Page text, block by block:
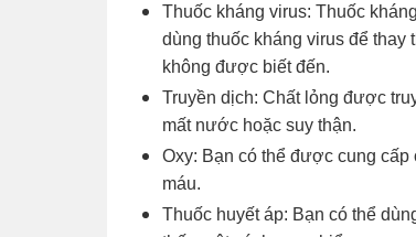
Thuốc kháng virus: Thuốc
dùng thuốc kháng virus để
không được biết đến.
Truyền dịch: Chất lỏng được
mất nước hoặc suy thận.
Oxy: Bạn có thể được cung
máu.
Thuốc huyết áp: Bạn có thể